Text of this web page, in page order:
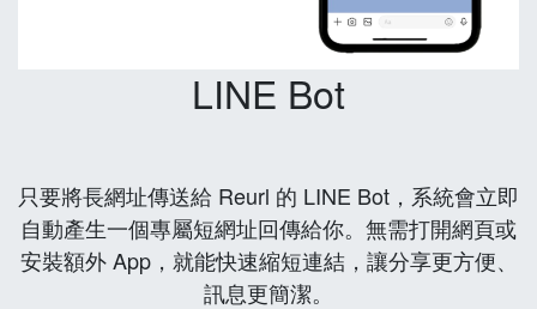
LINE Bot
只要將長網址傳送給 Reurl 的 LINE Bot，系統會立即
自動產生一個專屬短網址回傳給你。無需打開網頁或
安裝額外 App，就能快速縮短連結，讓分享更方便、
訊息更簡潔。